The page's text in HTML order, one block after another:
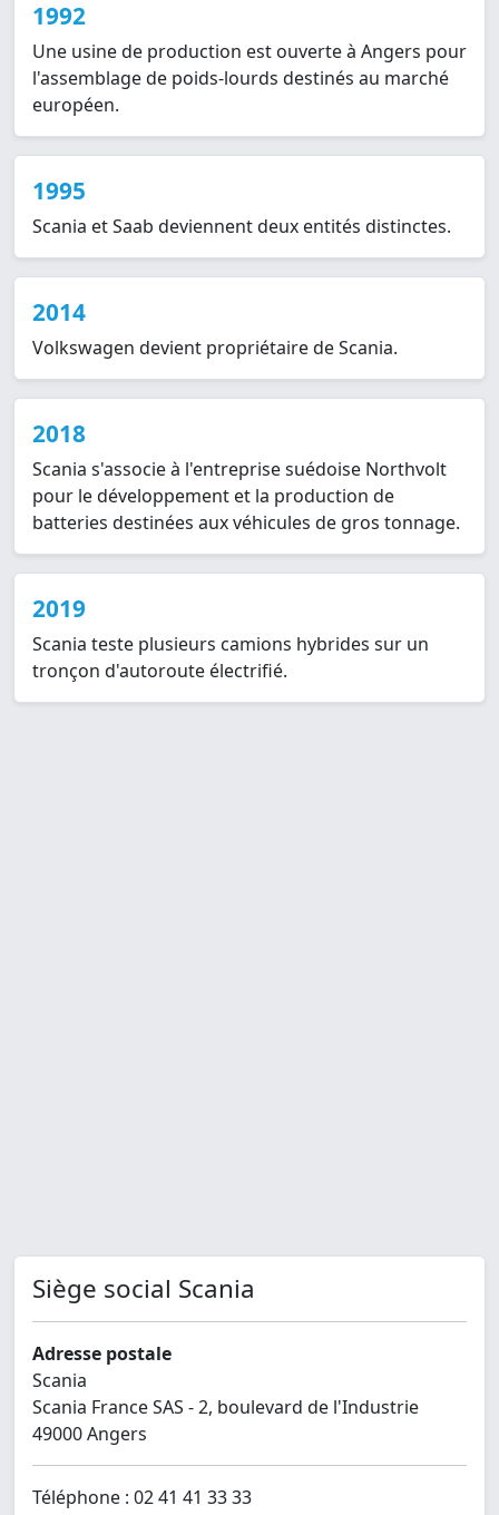
1992
Une usine de production est ouverte à Angers pour
l'assemblage de poids-lourds destinés au marché
européen.
1995
Scania et Saab deviennent deux entités distinctes.
2014
Volkswagen devient propriétaire de Scania.
2018
Scania s'associe à l'entreprise suédoise Northvolt
pour le développement et la production de
batteries destinées aux véhicules de gros tonnage.
2019
Scania teste plusieurs camions hybrides sur un
tronçon d'autoroute électrifié.
Siège social Scania
Adresse postale
Scania
Scania France SAS - 2, boulevard de l'Industrie
49000 Angers
Téléphone : 02 41 41 33 33